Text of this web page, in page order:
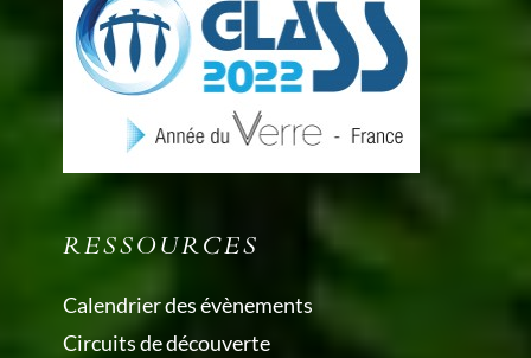
RESSOURCES
Calendrier des évènements
Circuits de découverte